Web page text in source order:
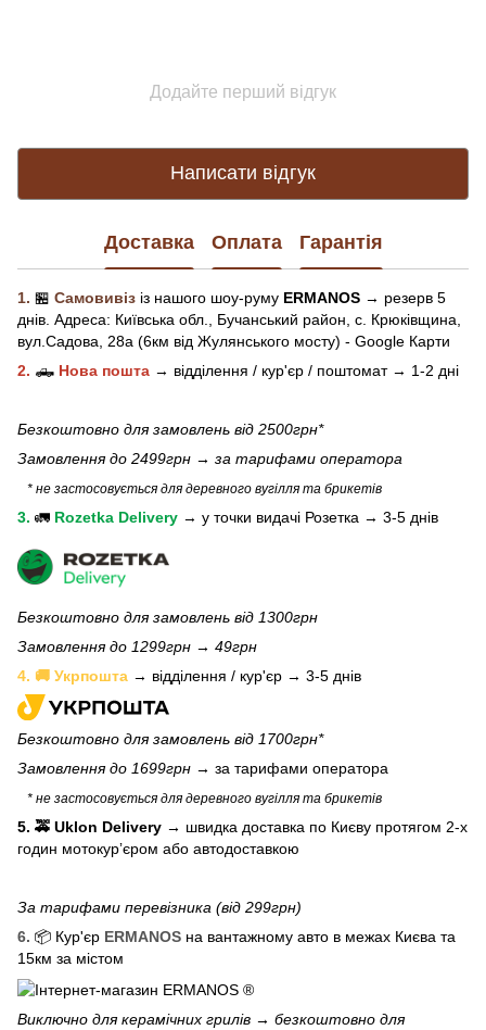
Додайте перший відгук
Написати відгук
Доставка Оплата Гарантія
1. 🏪 Самовивіз із нашого шоу-руму ERMANOS → резерв 5
днів. Адреса: Київська обл.,
Бучанський район, с. Крюківщина,
вул.Садова, 28а (6км від Жулянського мосту) - Google Карти
2. 🛻 Нова пошта → відділення / кур'єр / поштомат → 1-2 дні
Безкоштовно для замовлень від 2500грн*
Замовлення до 2499грн → за тарифами оператора
* не застосовується для деревного вугілля та брикетів
3. 🚛 Rozetka Delivery → у точки видачі Розетка → 3-5 днів
Безкоштовно для замовлень від 1300грн
Замовлення до 1299грн → 49грн
4. 🚚 Укрпошта → відділення / кур'єр → 3-5 днів
Безкоштовно для замовлень від 1700грн*
Замовлення до 1699грн → за тарифами оператора
* не застосовується для деревного вугілля та брикетів
5. 🚕 Uklon Delivery → швидка доставка по Києву протягом 2-х
годин мотокурʼєром або автодоставкою
За тарифами перевізника (від 299грн)
6. 📦 Кур'єр ERMANOS на вантажному авто в межах Києва та
15км за містом
Виключно длякерамічних грилів → безкоштовно для